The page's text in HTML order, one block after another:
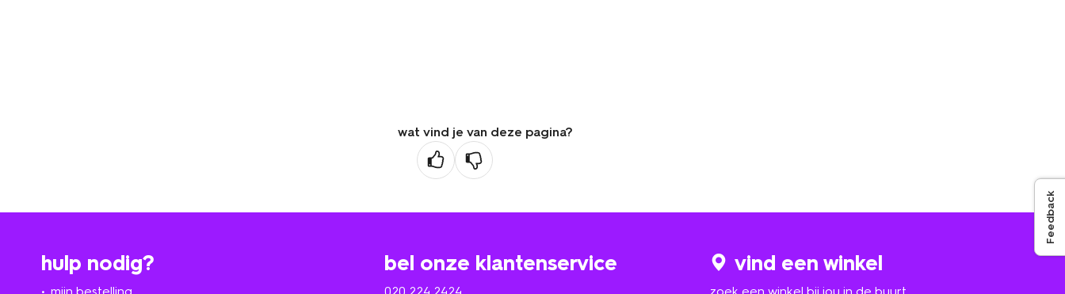
wat vind je van deze pagina?
hulp nodig?
mijn bestelling
bel onze klantenservice
020 224 2424
vind een winkel
zoek een winkel bij jou in de buurt
Feedback